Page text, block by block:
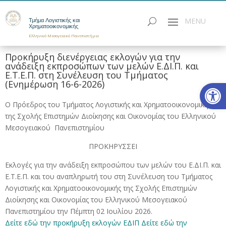
Τμήμα Λογιστικής και
Χρηματοοικονομικής
Ελληνικό Μεσογειακό Πανεπιστήμιο
Προκήρυξη διενέργειας εκλογών για την
ανάδειξη εκπροσώπων των μελών Ε.ΔΙ.Π. και
Ε.Τ.Ε.Π. στη Συνέλευση του Τμήματος
(Ενημέρωση 16-6-2026)
Ο Πρόεδρος του Τμήματος Λογιστικής και Χρηματοοικονομικής
της Σχολής Επιστημών Διοίκησης και Οικονομίας του Ελληνικού
Μεσογειακού Πανεπιστημίου
ΠΡΟΚΗΡΥΣΣΕΙ
Εκλογές για την ανάδειξη εκπροσώπου των μελών του Ε.ΔΙ.Π. και
Ε.Τ.Ε.Π. και του αναπληρωτή του στη Συνέλευση του Τμήματος
Λογιστικής και Χρηματοοικονομικής της Σχολής Επιστημών
Διοίκησης και Οικονομίας του Ελληνικού Μεσογειακού
Πανεπιστημίου την Πέμπτη 02 Ιουλίου 2026.
Δείτε εδώ την προκήρυξη εκλογών ΕΔΙΠ Δείτε εδώ την